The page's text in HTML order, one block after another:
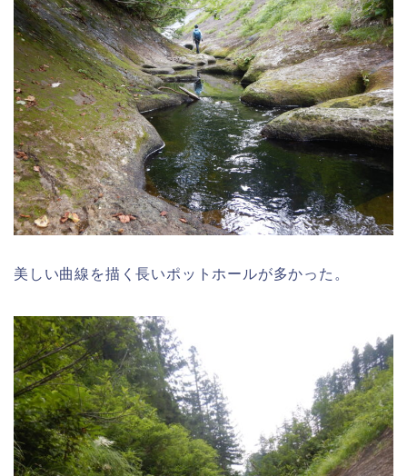
美しい曲線を描く長いポットホールが多かった。